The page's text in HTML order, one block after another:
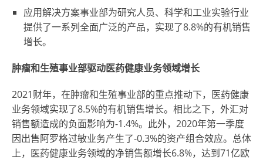
应用解决方案事业部为研究人员、科学和工业实验行业
提供了一系列全面广泛的产品，实现了8.8%的有机销售
增长。
肿瘤和生殖事业部驱动医药健康业务领域增长
2021财年，在肿瘤和生殖事业部的重点推动下，医药健康
业务领域实现了8.5%的有机销售增长。相比之下，外汇对
销售额造成的负面影响为-1.4%。此外，2020年第一季度
因出售阿罗格过敏业务产生了-0.3%的资产组合效应。总体
上，医药健康业务领域的净销售额增长6.8%，达到71亿欧